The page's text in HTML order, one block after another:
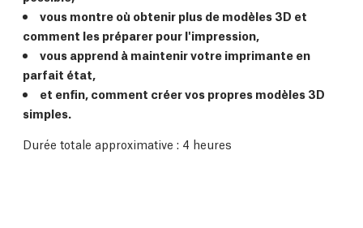
vous montre où obtenir plus de modèles 3D et
comment les préparer pour l'impression,
vous apprend à maintenir votre imprimante en
parfait état,
et enfin, comment créer vos propres modèles 3D
simples.
Durée totale approximative : 4 heures